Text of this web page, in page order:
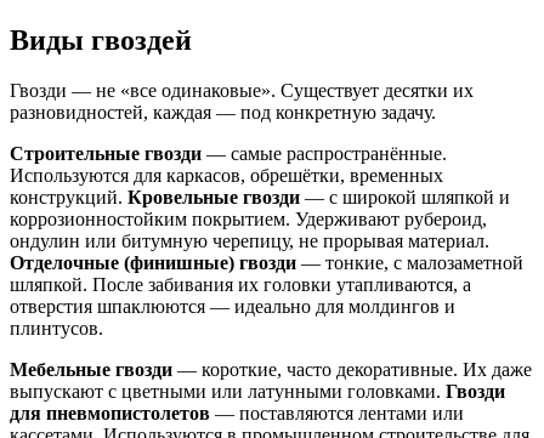
Виды гвоздей
Гвозди — не «все одинаковые». Существует десятки их
разновидностей, каждая — под конкретную задачу.
Строительные гвозди — самые распространённые.
Используются для каркасов, обрешётки, временных
конструкций. Кровельные гвозди — с широкой шляпкой и
коррозионностойким покрытием. Удерживают рубероид,
ондулин или битумную черепицу, не прорывая материал.
Отделочные (финишные) гвозди — тонкие, с малозаметной
шляпкой. После забивания их головки утапливаются, а
отверстия шпаклюются — идеально для молдингов и
плинтусов.
Мебельные гвозди — короткие, часто декоративные. Их даже
выпускают с цветными или латунными головками. Гвозди
для пневмопистолетов — поставляются лентами или